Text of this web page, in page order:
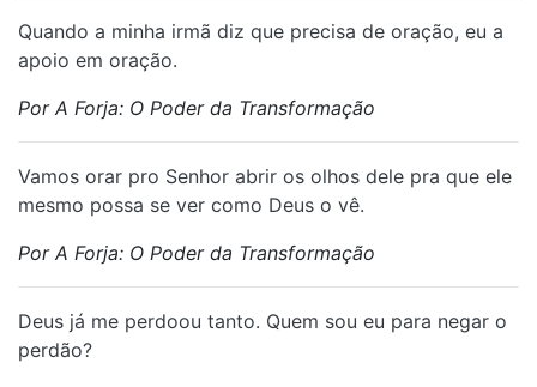
⁠Quando a minha irmã diz que precisa de oração, eu a
apoio em oração.
Por A Forja: O Poder da Transformação
⁠Vamos orar pro Senhor abrir os olhos dele pra que ele
mesmo possa se ver como Deus o vê.
Por A Forja: O Poder da Transformação
⁠Deus já me perdoou tanto. Quem sou eu para negar o
perdão?